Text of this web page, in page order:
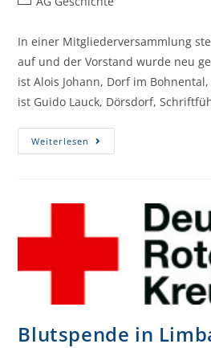
In einer Mitgliederversammlung
auf und der Vorstand wurde neu
ist Alois Johann, Dorf im
ist Guido Lauck, Dörsdorf,
Weiterlesen
Blutspende in